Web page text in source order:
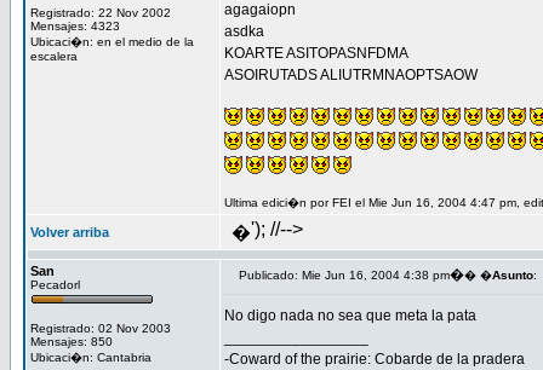
Registrado: 22 Nov 2002
Mensajes: 4323
Ubicaci�n: en el medio de la
escalera
agagaiopn
asdka
KOARTE ASITOPASNFDMA
ASOIRUTADS ALIUTRMNAOPTSAOW
Ultima edici�n por FEI el Mie Jun 16, 2004 4:47 pm,
Volver arriba �'); //-->
San
Pecadorl
Registrado: 02 Nov 2003
Mensajes: 850
Ubicaci�n: Cantabria
Publicado: Mie Jun 16, 2004 4:38 pm�� �Asunto:
No digo nada no sea que meta la pata
-Coward of the prairie: Cobarde de la pradera